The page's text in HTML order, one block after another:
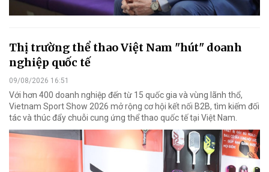
Thị trường thể thao Việt Nam "hút" doanh
nghiệp quốc tế
09/08/2026 16:51
Với hơn 400 doanh nghiệp đến từ 15 quốc gia và vùng lãnh thổ,
Vietnam Sport Show 2026 mở rộng cơ hội kết nối B2B, tìm kiếm đối
tác và thúc đẩy chuỗi cung ứng thể thao quốc tế tại Việt Nam.